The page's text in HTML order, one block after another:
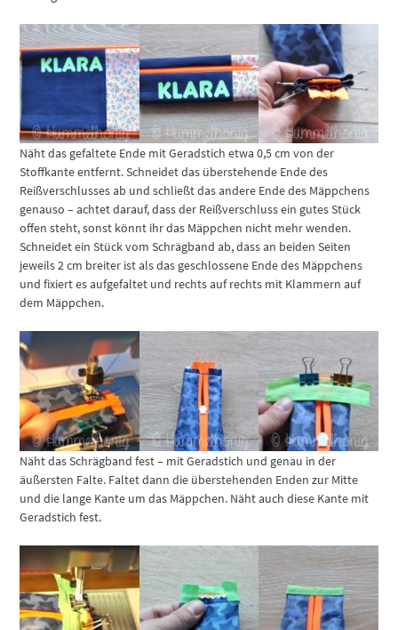
Näht das gefaltete Ende mit Geradstich etwa 0,5 cm von der
Stoffkante entfernt. Schneidet das überstehende Ende des
Reißverschlusses ab und schließt das andere Ende des Mäppchens
genauso – achtet darauf, dass der Reißverschluss ein gutes Stück
offen steht, sonst könnt ihr das Mäppchen nicht mehr wenden.
Schneidet ein Stück vom Schrägband ab, dass an beiden Seiten
jeweils 2 cm breiter ist als das geschlossene Ende des Mäppchens
und fixiert es aufgefaltet und rechts auf rechts mit Klammern auf
dem Mäppchen.
Näht das Schrägband fest – mit Geradstich und genau in der
äußersten Falte. Faltet dann die überstehenden Enden zur Mitte
und die lange Kante um das Mäppchen. Näht auch diese Kante mit
Geradstich fest.